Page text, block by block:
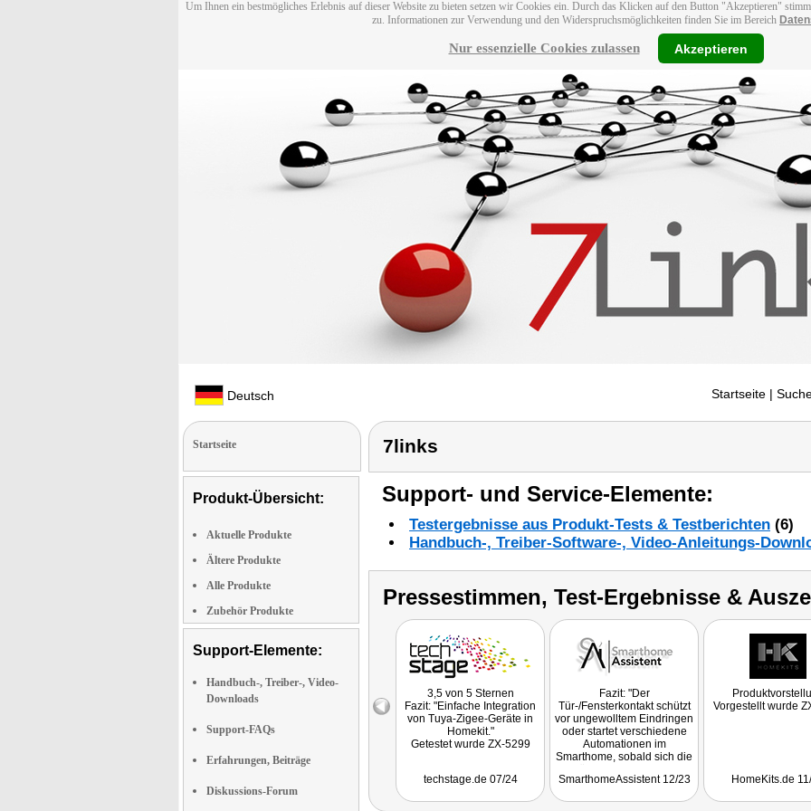
Um Ihnen ein bestmögliches Erlebnis auf dieser Website zu bieten setzen wir Cookies ein. Durch das Klicken auf den Button "Akzeptieren"
zu. Informationen zur Verwendung und den Widerspruchsmöglichkeiten finden Sie im Bereich
Nur essenzielle Cookies zulassen Akzeptieren
Deutsch Startseite |
Startseite
Produkt-Übersicht:
Aktuelle Produkte
Ältere Produkte
Alle Produkte
Zubehör Produkte
Support-Elemente:
Handbuch-, Treiber-, Video-
Downloads
Support-FAQs
Erfahrungen, Beiträge
Diskussions-Forum
7links
Support- und Service-Elemente:
Testergebnisse aus Produkt-Tests & Testberichten (6)
Handbuch-, Treiber-Software-, Video-Anleitungs-
Pressestimmen, Test-Ergebnisse &
3,5 von 5 Sternen
Fazit: "Einfache Integration
von Tuya-Zigee-Geräte in
Homekit."
Getestet wurde ZX-5299
techstage.de 07/24
Fazit: "Der
Tür-/Fensterkontakt schützt
vor ungewolltem Eindringen
oder startet verschiedene
Automationen im
Smarthome, sobald sich die
bewegt. Gerade der Preis
SmarthomeAssistent 12/23
Vorgestellt wurde
HomeKits.de